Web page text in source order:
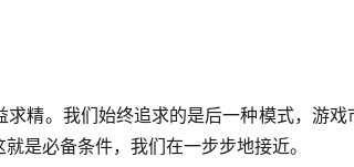
精。我们始终追求的是后一种模式，游戏
是必备条件，我们在一步步地接近。